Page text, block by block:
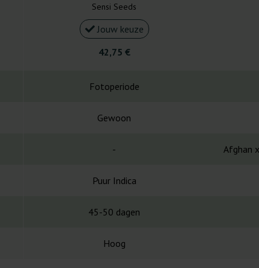
Sensi Seeds
Jouw keuze
42,75 €
Fotoperiode
Gewoon
- Afghan
Puur Indica
45-50 dagen
Hoog